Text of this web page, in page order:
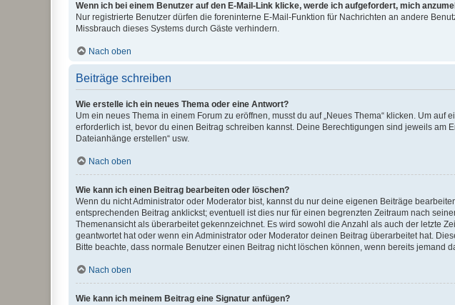
Wenn ich bei einem Benutzer auf den E-Mail-Link klicke, werde ich aufgefordert, mich
Nur registrierte Benutzer dürfen die foreninterne E-Mail-Funktion für Nachrichten an andere
Missbrauch dieses Systems durch Gäste verhindern.
Nach oben
Beiträge schreiben
Wie erstelle ich ein neues Thema oder eine Antwort?
Um ein neues Thema in einem Forum zu eröffnen, musst du auf „Neues Thema“ klicken. Um
erforderlich ist, bevor du einen Beitrag schreiben kannst. Deine Berechtigungen sind jeweils am
Dateianhänge erstellen“ usw.
Nach oben
Wie kann ich einen Beitrag bearbeiten oder löschen?
Wenn du nicht Administrator oder Moderator bist, kannst du nur deine eigenen Beiträge
entsprechenden Beitrag anklickst; eventuell ist dies nur für einen begrenzten Zeitraum nach
Themenansicht als überarbeitet gekennzeichnet. Es wird sowohl die Anzahl als auch der letzte
geantwortet hat oder wenn ein Administrator oder Moderator deinen Beitrag überarbeitet hat.
Bitte beachte, dass normale Benutzer einen Beitrag nicht löschen können, wenn bereits jemand
Nach oben
Wie kann ich meinem Beitrag eine Signatur anfügen?